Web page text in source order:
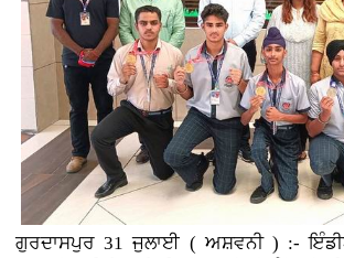
ਗੁਰਦਾਸਪੁਰ 31 ਜੁਲਾਈ ( ਅਸ਼ਵਨੀ ) :-